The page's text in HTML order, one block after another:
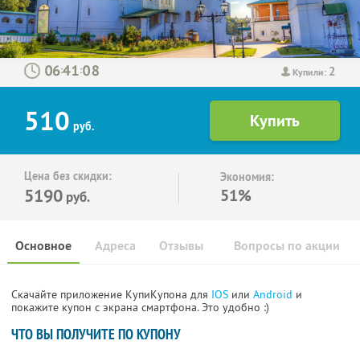
Купили: 2
: :
510 руб.
Цена без скидки:
5190 руб.
Экономия:
51%
Основное Отзывы Вопросы по акции
Адреса
Скачайте приложение КупиКупона для IOS или Android и
покажите купон с экрана смартфона. Это удобно :)
ЧТО ВЫ ПОЛУЧИТЕ ПО КУПОНУ